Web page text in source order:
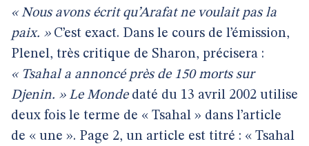
« Nous avons écrit qu’Arafat ne voulait pas la
paix. »C’est exact. Dans le cours de l’émission,
Plenel, très critique de Sharon, précisera :
« Tsahal a annoncé près de 150 morts sur
Djenin. » Le Mondedaté du 13 avril 2002 utilise
deux fois le terme de « Tsahal » dans l’article
de « une ». Page 2, un article est titré : « Tsahal